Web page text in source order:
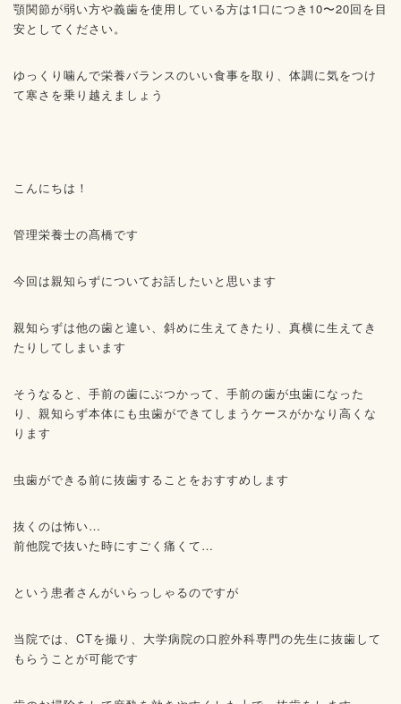
顎関節が弱い方や義歯を使用している方は1口につき10〜20回を目
安としてください。
ゆっくり噛んで栄養バランスのいい食事を取り、体調に気をつけ
て寒さを乗り越えましょう
こんにちは！
管理栄養士の髙橋です
今回は親知らずについてお話したいと思います
親知らずは他の歯と違い、斜めに生えてきたり、真横に生えてき
たりしてしまいます
そうなると、手前の歯にぶつかって、手前の歯が虫歯になった
り、親知らず本体にも虫歯ができてしまうケースがかなり高くな
ります
虫歯ができる前に抜歯することをおすすめします
抜くのは怖い…
前他院で抜いた時にすごく痛くて…
という患者さんがいらっしゃるのですが
当院では、CTを撮り、大学病院の口腔外科専門の先生に抜歯して
もらうことが可能です